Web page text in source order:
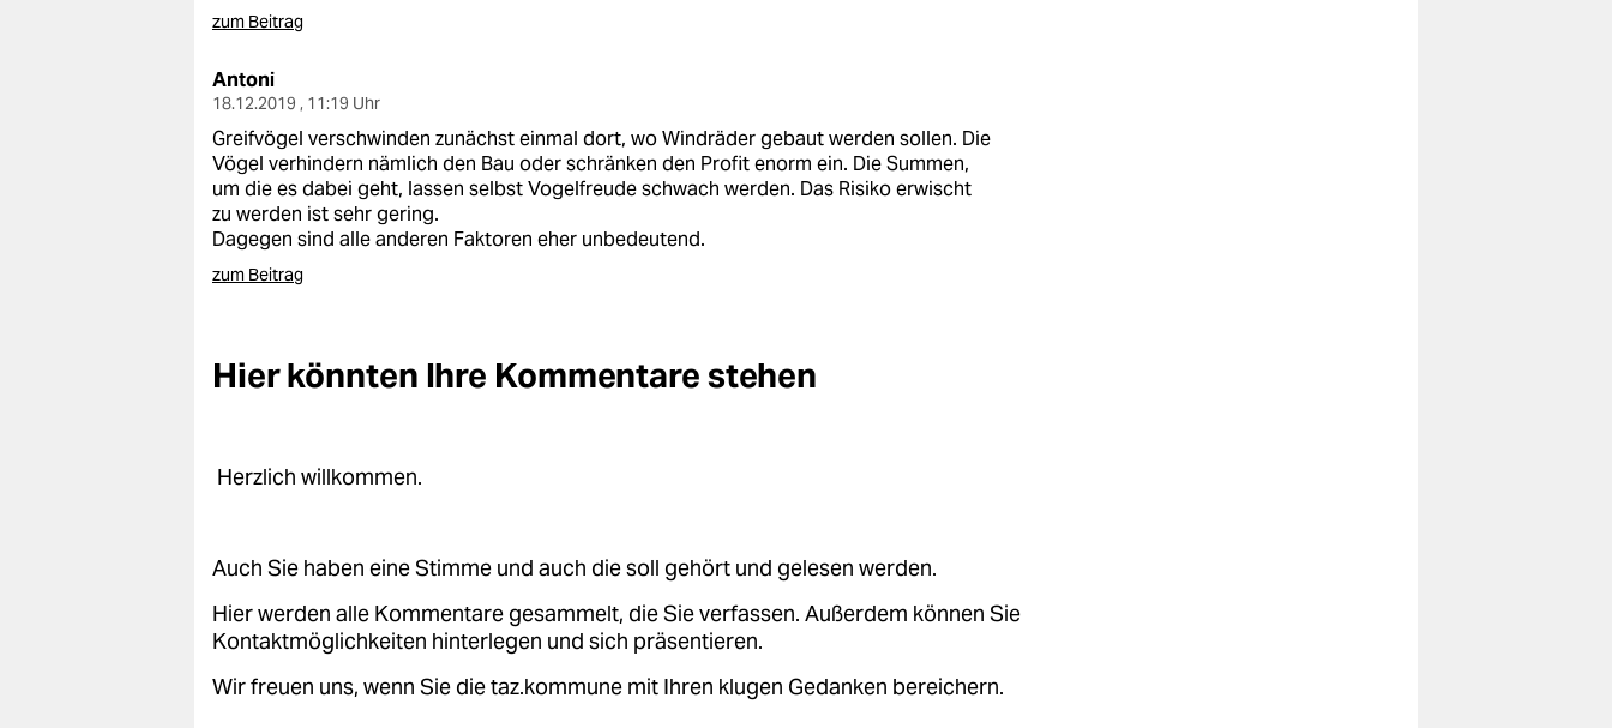
zum Beitrag
Antoni
18.12.2019 , 11:19 Uhr
Greifvögel verschwinden zunächst einmal dort, wo Windräder gebaut werden sollen. Die
Vögel verhindern nämlich den Bau oder schränken den Profit enorm ein. Die Summen,
um die es dabei geht, lassen selbst Vogelfreude schwach werden. Das Risiko erwischt
zu werden ist sehr gering.
Dagegen sind alle anderen Faktoren eher unbedeutend.
zum Beitrag
Hier könnten Ihre Kommentare stehen
Herzlich willkommen.
Auch Sie haben eine Stimme und auch die soll gehört und gelesen werden.
Hier werden alle Kommentare gesammelt, die Sie verfassen. Außerdem können Sie
Kontaktmöglichkeiten hinterlegen und sich präsentieren.
Wir freuen uns, wenn Sie die taz.kommune mit Ihren klugen Gedanken bereichern.